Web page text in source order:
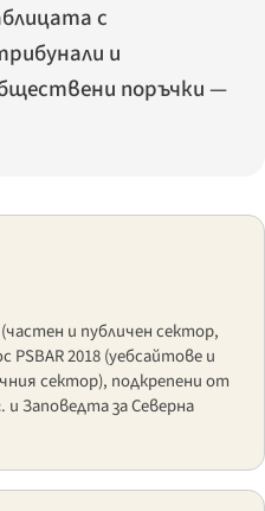
с
и
поръчки —
и публичен сектор,
2018 (уебсайтове и
сектор), подкрепени от
и Заповедта за Северна